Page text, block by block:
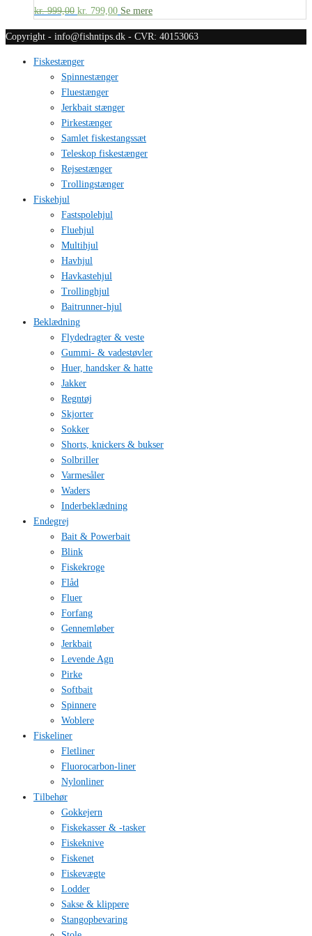
kr.999,00 kr. 799,00 Se mere
Copyright - info@fishntips.dk - CVR: 40153063
Fiskestænger
Spinnestænger
Fluestænger
Jerkbait stænger
Pirkestænger
Samlet fiskestangssæt
Teleskop fiskestænger
Rejsestænger
Trollingstænger
Fiskehjul
Fastspolehjul
Fluehjul
Multihjul
Havhjul
Havkastehjul
Trollinghjul
Baitrunner-hjul
Beklædning
Flydedragter & veste
Gummi- & vadestøvler
Huer, handsker & hatte
Jakker
Regntøj
Skjorter
Sokker
Shorts, knickers & bukser
Solbriller
Varmesåler
Waders
Inderbeklædning
Endegrej
Bait & Powerbait
Blink
Fiskekroge
Flåd
Fluer
Forfang
Gennemløber
Jerkbait
Levende Agn
Pirke
Softbait
Spinnere
Woblere
Fiskeliner
Fletliner
Fluorocarbon-liner
Nylonliner
Tilbehør
Gokkejern
Fiskekasser & -tasker
Fiskeknive
Fiskenet
Fiskevægte
Lodder
Sakse & klippere
Stangopbevaring